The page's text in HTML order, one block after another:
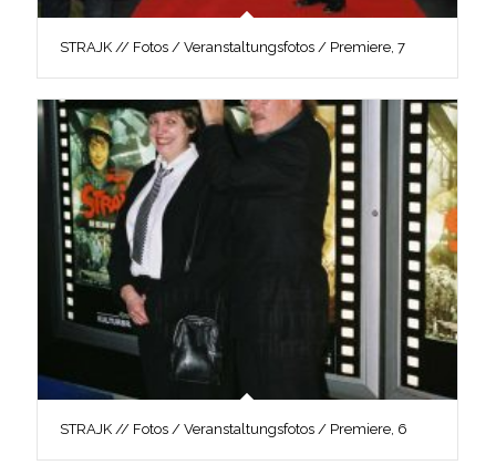
STRAJK // Fotos / Veranstaltungsfotos / Premiere, 7
STRAJK // Fotos / Veranstaltungsfotos / Premiere, 6